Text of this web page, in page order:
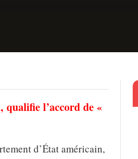
qualifie l’accord de «
d’État américain,